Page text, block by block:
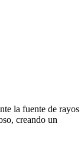
la fuente de rayos
creando un